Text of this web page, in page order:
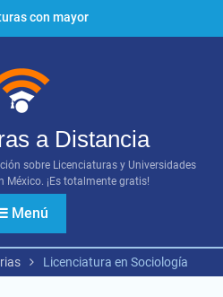
con mayor
los diversos
a Distancia
sobre Licenciaturas y Universidades
México. ¡Es totalmente gratis!
Menú
Licenciatura en Sociología